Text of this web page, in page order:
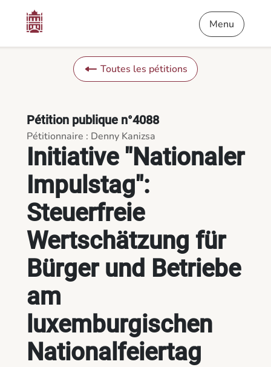
Initiative "Nationaler Impulstag": Steuerfreie
Menu
Toutes les pétitions
Initiative "Nationaler
Impulstag":
Steuerfreie
Wertschätzung für
Bürger und Betriebe
am
luxemburgischen
Nationalfeiertag
Pétition publique n°4088
Pétitionnaire : Denny Kanizsa